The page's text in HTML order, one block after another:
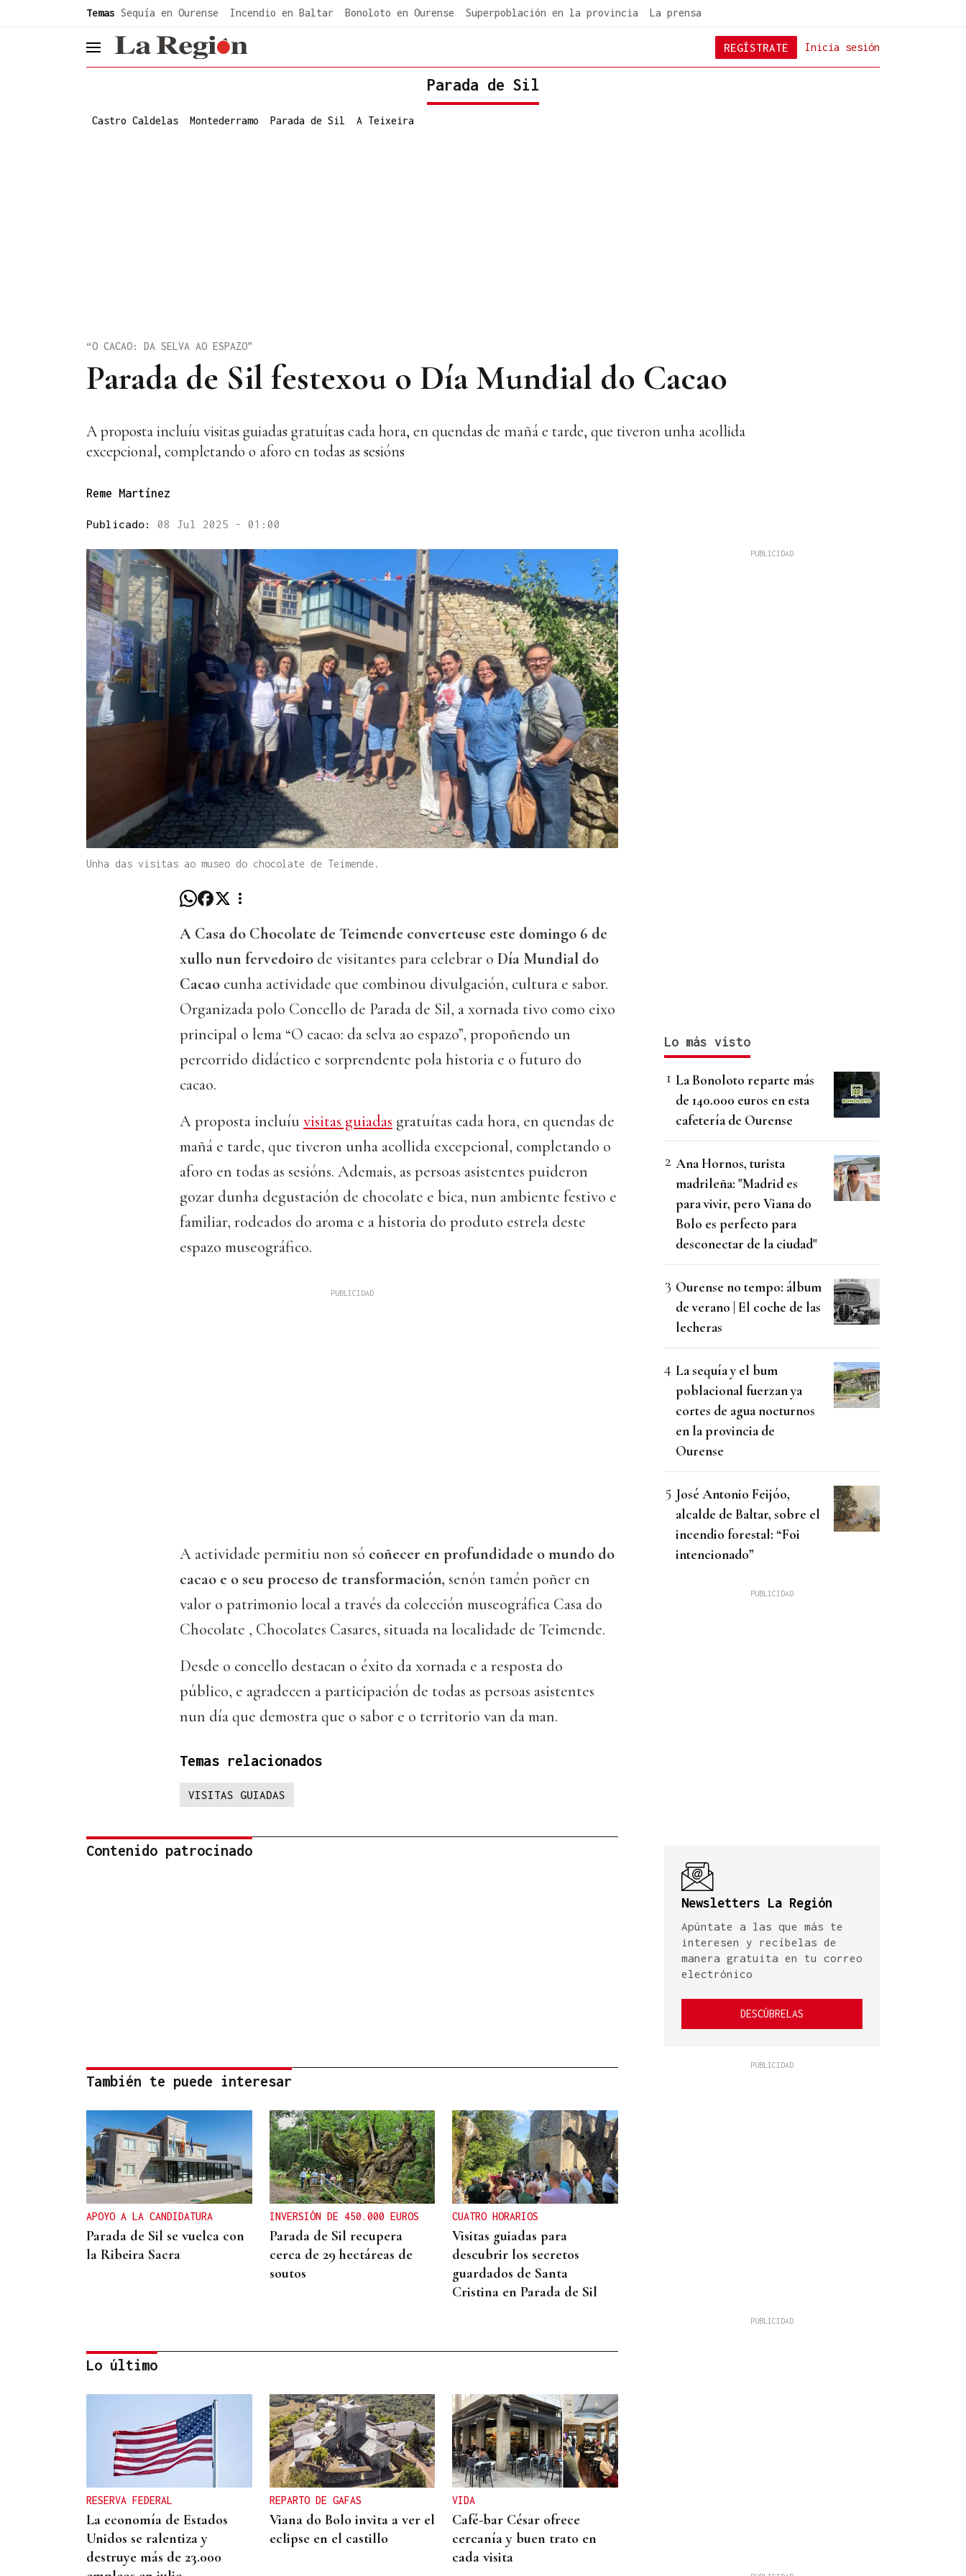
Temas Sequía en Ourense Incendio en Baltar Bonoloto en Ourense Superpoblación en la provincia La prensa
header.menu.open Inicia sesión
REGÍSTRATE
Parada de Sil
Castro Caldelas Montederramo Parada de Sil A Teixeira
Parada de Sil festexou o Día Mundial do Cacao
“O CACAO: DA SELVA AO ESPAZO”
A proposta incluíu visitas guiadas gratuítas cada hora, en quendas de mañá e tarde, que tiveron unha acollida
excepcional, completando o aforo en todas as sesións
Reme Martínez
Publicado: 08 Jul 2025 - 01:00
Unha das visitas ao museo do chocolate de Teimende.
A Casa do Chocolate de Teimende converteuse este domingo 6 de
xullo nun fervedoiro de visitantes para celebrar o Día Mundial do
Cacao cunha actividade que combinou divulgación, cultura e sabor.
Organizada polo Concello de Parada de Sil, a xornada tivo como eixo
principal o lema “O cacao: da selva ao espazo”, propoñendo un
percorrido didáctico e sorprendente pola historia e o futuro do
cacao.
A proposta incluíuvisitas guiadas gratuítas cada hora, en quendas de
mañá e tarde, que tiveron unha acollida excepcional, completando o
aforo en todas as sesións. Ademais, as persoas asistentes puideron
gozar dunha degustación de chocolate e bica, nun ambiente festivo e
familiar, rodeados do aroma e a historia do produto estrela deste
espazo museográfico.
A actividade permitiu non só coñecer en profundidade o mundo do
cacao e o seu proceso de transformación, senón tamén poñer en
valor o patrimonio local a través da colección museográfica Casa do
Chocolate , Chocolates Casares, situada na localidade de Teimende.
Desde o concello destacan o éxito da xornada e a resposta do
público, e agradecen a participación de todas as persoas asistentes
nun día que demostra que o sabor e o territorio van da man.
Temas relacionados
VISITAS GUIADAS
Contenido patrocinado
También te puede interesar
APOYO A LA CANDIDATURA
Parada de Sil se vuelca con
la Ribeira Sacra
INVERSIÓN DE 450.000 EUROS
Parada de Sil recupera
cerca de 29 hectáreas de
soutos
CUATRO HORARIOS
Visitas guiadas para
descubrir los secretos
guardados de Santa
Cristina en Parada de Sil
19ª EDICIÓN
Parada de Sil eligió los
ganadores de su certamen
fotográfico
Lo último
RESERVA FEDERAL
La economía de Estados
Unidos se ralentiza y
destruye más de 23.000
REPARTO DE GAFAS
Viana do Bolo invita a ver el
eclipse en el castillo
VIDA
Café-bar César ofrece
cercanía y buen trato en
cada visita
Lo más visto
La Bonoloto reparte más
de 140.000 euros en esta
cafetería de Ourense
Ana Hornos, turista
madrileña: "Madrid es
para vivir, pero Viana do
Bolo es perfecto para
desconectar de la ciudad"
Ourense no tempo: álbum
de verano | El coche de las
lecheras
La sequía y el bum
poblacional fuerzan ya
cortes de agua nocturnos
en la provincia de
Ourense
José Antonio Feijóo,
alcalde de Baltar, sobre el
incendio forestal: “Foi
intencionado”
Newsletters La Región
Apúntate a las que más te
interesen y recíbelas de
manera gratuita en tu correo
electrónico
DESCÚBRELAS